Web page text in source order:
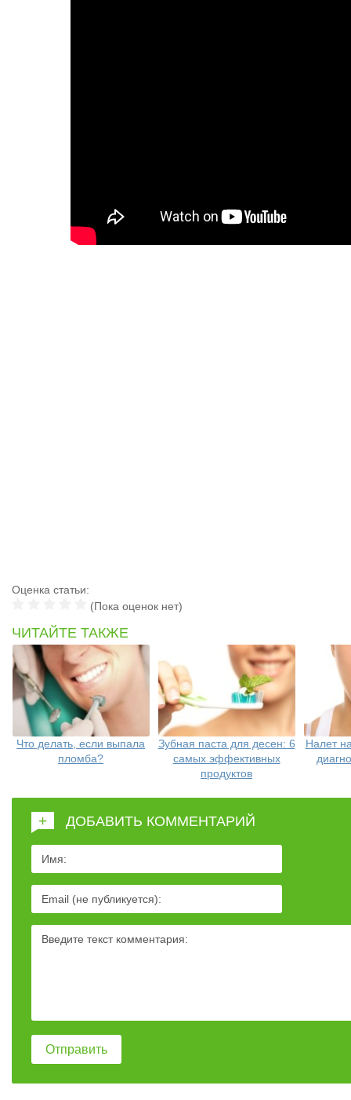
Оценка статьи:
(Пока оценок нет)
ЧИТАЙТЕ ТАКЖЕ
Что делать, если выпала
пломба?
Зубная паста для десен: 6
самых эффективных
продуктов
Налет
+ ДОБАВИТЬ КОММЕНТАРИЙ